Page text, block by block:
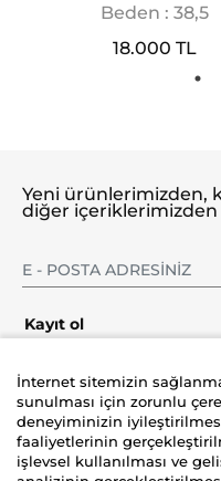
Beden : 38,5
18.000 TL
Şirket
Yeni ürünlerimizden,
diğer
Kayıt ol
İnternet sitemizin
sunulması için zorunlu
deneyiminizin
faaliyetlerinin
işlevsel kullanılması ve